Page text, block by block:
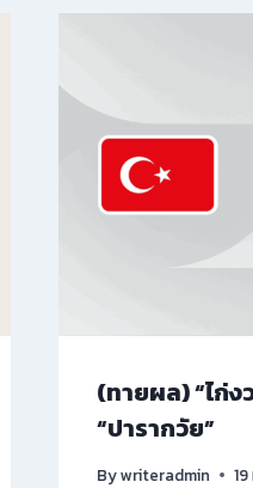
(ทายผล) “ไก่
“ปารากวัย”
Bywriteradmin